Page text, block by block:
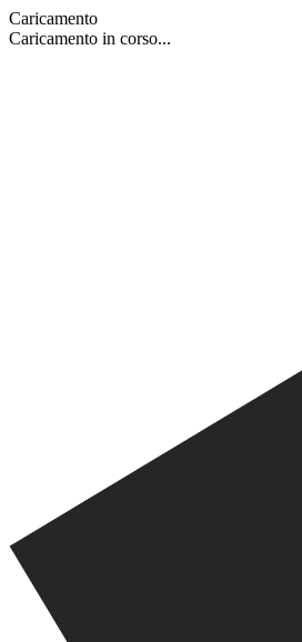
Caricamento
Caricamento in corso...